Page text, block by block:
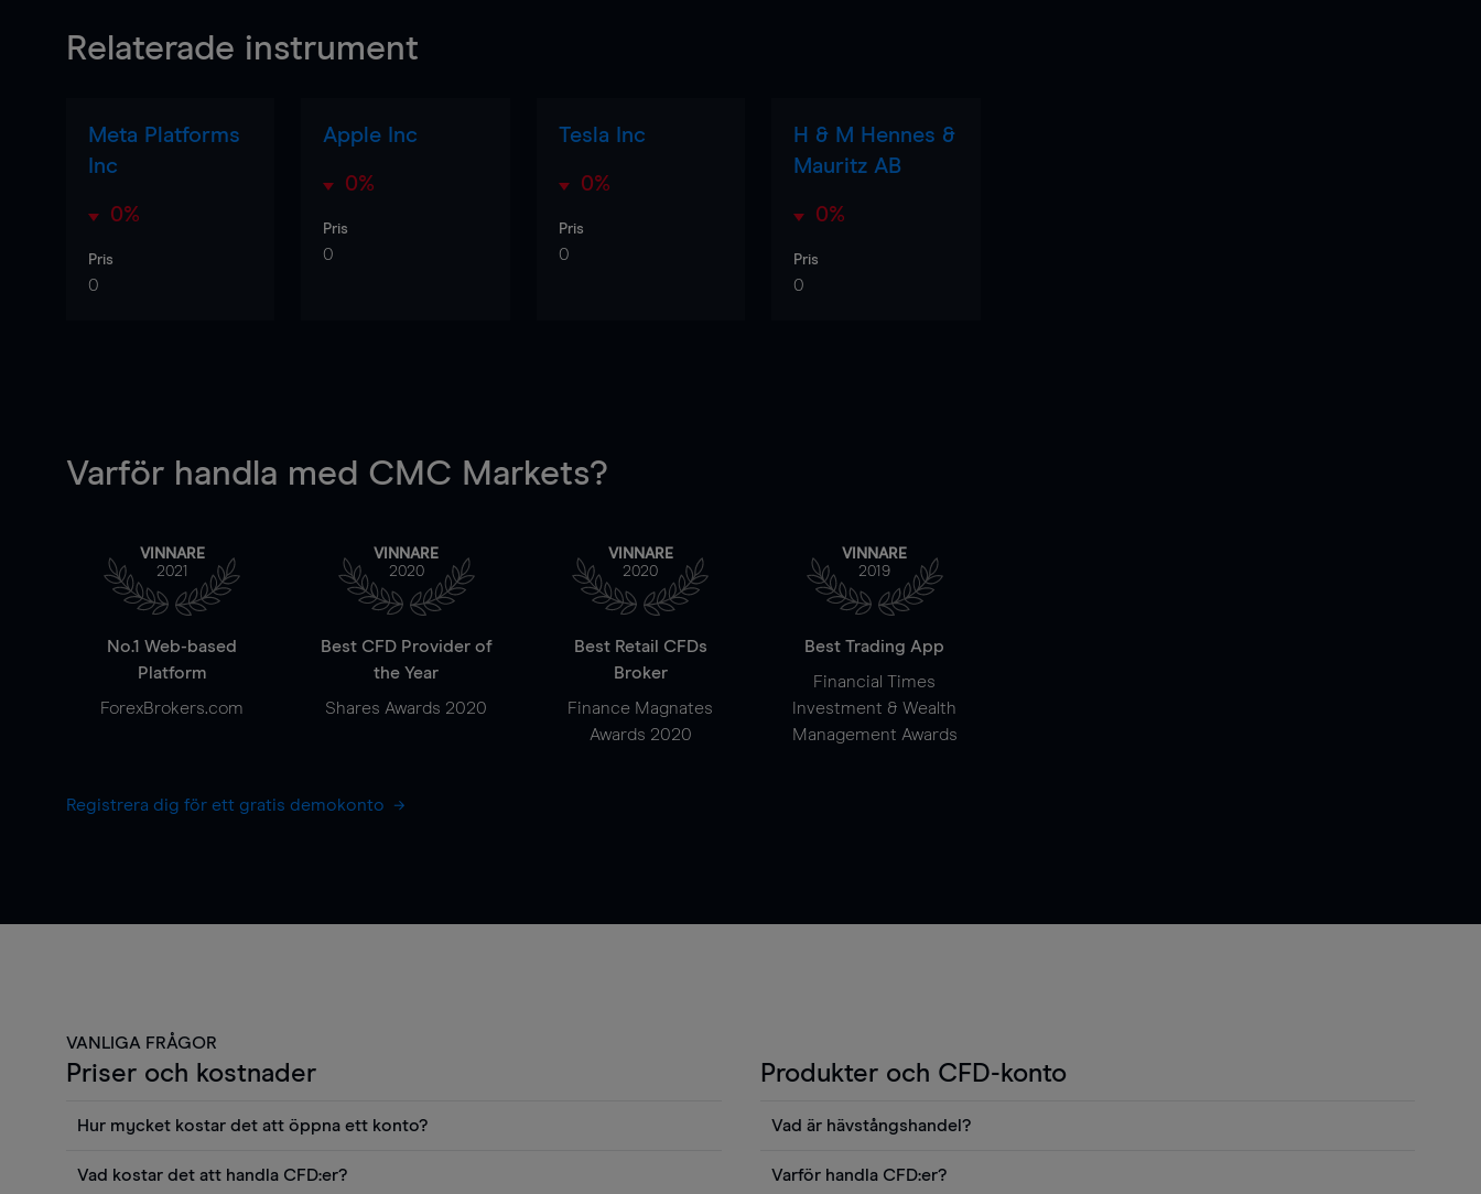
Relaterade instrument
Meta Platforms
Inc
0%
Pris
0
Apple Inc
0%
Pris
0
Tesla Inc
0%
Pris
0
H & M Hennes &
Mauritz AB
0%
Pris
0
Varför handla med CMC Markets?
VINNARE
2021
No.1 Web-based
Platform
ForexBrokers.com
VINNARE
2020
Best CFD Provider of
the Year
Shares Awards 2020
VINNARE
2020
Best Retail CFDs
Broker
Finance Magnates
Awards 2020
VINNARE
2019
Best Trading App
Financial Times
Investment & Wealth
Management Awards
Registrera dig för ett gratis demokonto
VANLIGA FRÅGOR
Priser och kostnader
Hur mycket kostar det att öppna ett konto?
Vad kostar det att handla CFD:er?
Produkter och CFD-konto
Vad är hävstångshandel?
Varför handla CFD:er?